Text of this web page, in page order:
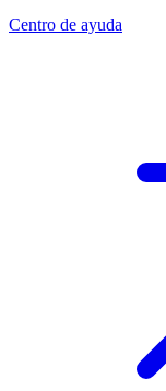
Centro de ayuda